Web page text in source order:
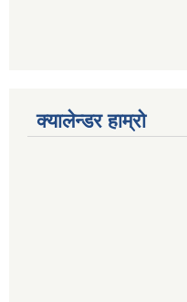
क्यालेन्डर हाम्रो